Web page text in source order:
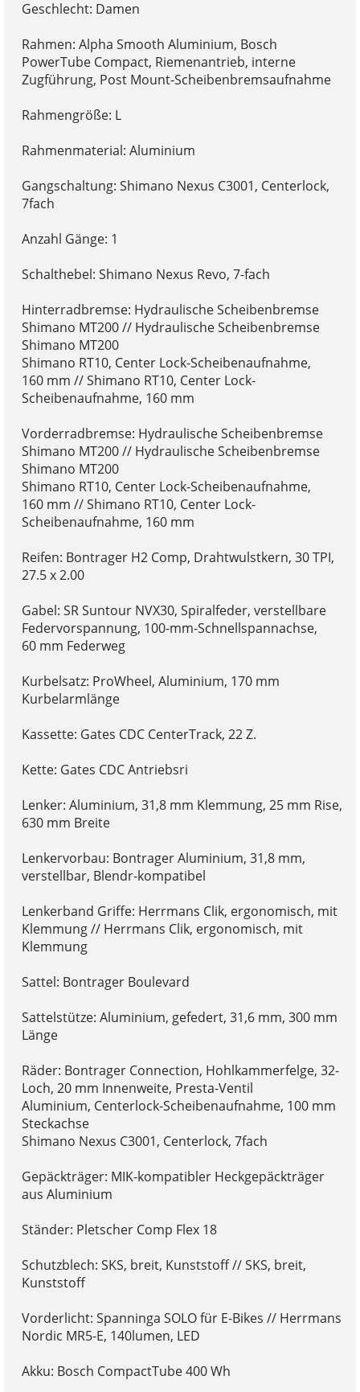
Geschlecht: Damen
Rahmen: Alpha Smooth Aluminium, Bosch
PowerTube Compact, Riemenantrieb, interne
Zugführung, Post Mount-Scheibenbremsaufnahme
Rahmengröße: L
Rahmenmaterial: Aluminium
Gangschaltung: Shimano Nexus C3001, Centerlock,
7fach
Anzahl Gänge: 1
Schalthebel: Shimano Nexus Revo, 7-fach
Hinterradbremse: Hydraulische Scheibenbremse
Shimano MT200 // Hydraulische Scheibenbremse
Shimano MT200
Shimano RT10, Center Lock-Scheibenaufnahme,
160 mm // Shimano RT10, Center Lock-
Scheibenaufnahme, 160 mm
Vorderradbremse: Hydraulische Scheibenbremse
Shimano MT200 // Hydraulische Scheibenbremse
Shimano MT200
Shimano RT10, Center Lock-Scheibenaufnahme,
160 mm // Shimano RT10, Center Lock-
Scheibenaufnahme, 160 mm
Reifen: Bontrager H2 Comp, Drahtwulstkern, 30 TPI,
27.5 x 2.00
Gabel: SR Suntour NVX30, Spiralfeder, verstellbare
Federvorspannung, 100-mm-Schnellspannachse,
60 mm Federweg
Kurbelsatz: ProWheel, Aluminium, 170 mm
Kurbelarmlänge
Kassette: Gates CDC CenterTrack, 22 Z.
Kette: Gates CDC Antriebsri
Lenker: Aluminium, 31,8 mm Klemmung, 25 mm Rise,
630 mm Breite
Lenkervorbau: Bontrager Aluminium, 31,8 mm,
verstellbar, Blendr-kompatibel
Lenkerband Griffe: Herrmans Clik, ergonomisch, mit
Klemmung // Herrmans Clik, ergonomisch, mit
Klemmung
Sattel: Bontrager Boulevard
Sattelstütze: Aluminium, gefedert, 31,6 mm, 300 mm
Länge
Räder: Bontrager Connection, Hohlkammerfelge, 32-
Loch, 20 mm Innenweite, Presta-Ventil
Aluminium, Centerlock-Scheibenaufnahme, 100 mm
Steckachse
Shimano Nexus C3001, Centerlock, 7fach
Gepäckträger: MIK-kompatibler Heckgepäckträger
aus Aluminium
Ständer: Pletscher Comp Flex 18
Schutzblech: SKS, breit, Kunststoff // SKS, breit,
Kunststoff
Vorderlicht: Spanninga SOLO für E-Bikes // Herrmans
Nordic MR5-E, 140lumen, LED
Akku: Bosch CompactTube 400 Wh